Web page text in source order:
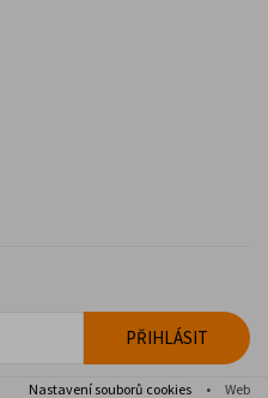
Nastavení souborů cookies • Web